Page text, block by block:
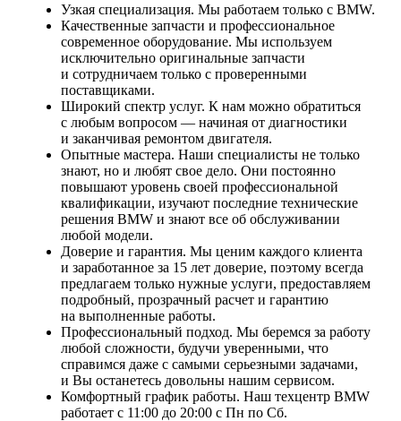
Узкая специализация. Мы работаем только с BMW.
Качественные запчасти и профессиональное
современное оборудование. Мы используем
исключительно оригинальные запчасти
и сотрудничаем только с проверенными
поставщиками.
Широкий спектр услуг. К нам можно обратиться
с любым вопросом — начиная от диагностики
и заканчивая ремонтом двигателя.
Опытные мастера. Наши специалисты не только
знают, но и любят свое дело. Они постоянно
повышают уровень своей профессиональной
квалификации, изучают последние технические
решения BMW и знают все об обслуживании
любой модели.
Доверие и гарантия. Мы ценим каждого клиента
и заработанное за 15 лет доверие, поэтому всегда
предлагаем только нужные услуги, предоставляем
подробный, прозрачный расчет и гарантию
на выполненные работы.
Профессиональный подход. Мы беремся за работу
любой сложности, будучи уверенными, что
справимся даже с самыми серьезными задачами,
и Вы останетесь довольны нашим сервисом.
Комфортный график работы. Наш техцентр BMW
работает с 11:00 до 20:00 c Пн по Сб.